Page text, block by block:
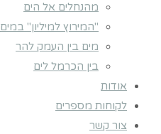
מהנחלים אל הים
"המירוץ למיליון" במים
מים בין העמק להר
בין הכרמל לים
אודות
לקוחות מספרים
צור קשר